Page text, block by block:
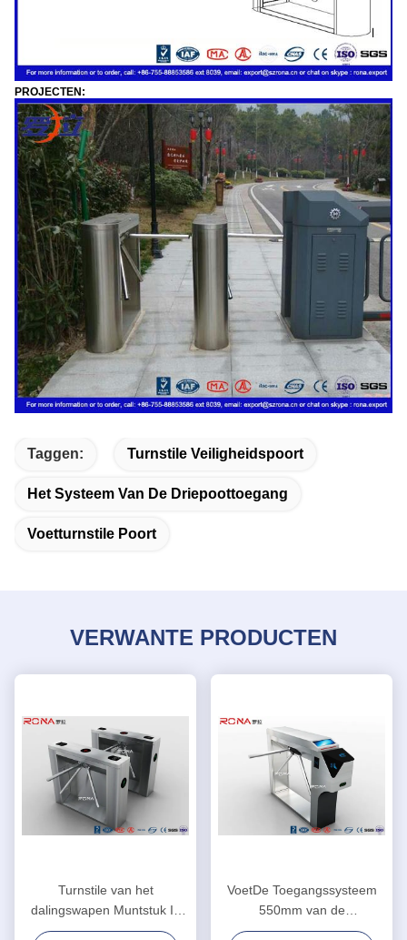
PROJECTEN:
Taggen: Turnstile Veiligheidspoort
Het Systeem Van De Driepoottoegang
Voetturnstile Poort
VERWANTE PRODUCTEN
Turnstile van het
dalingswapen Muntstuk In
werking gestelde
VoetDe Toegangssysteem
550mm van de
Toegangsbeheerdriepoot de